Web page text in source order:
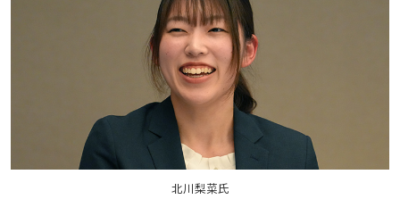
北川梨菜氏